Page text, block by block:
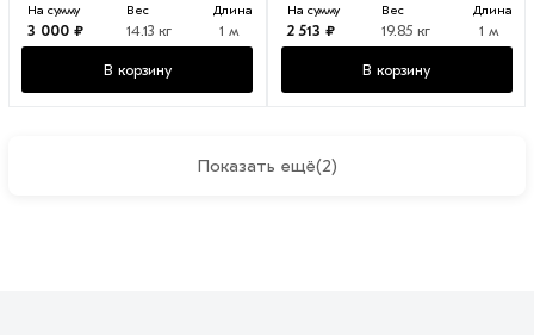
На сумму
3 000 ₽
Вес
14.13 кг
Длина
1 м
В корзину
На сумму
2 513 ₽
Вес
19.85 кг
Длина
1 м
В корзину
Показать ещё(2)